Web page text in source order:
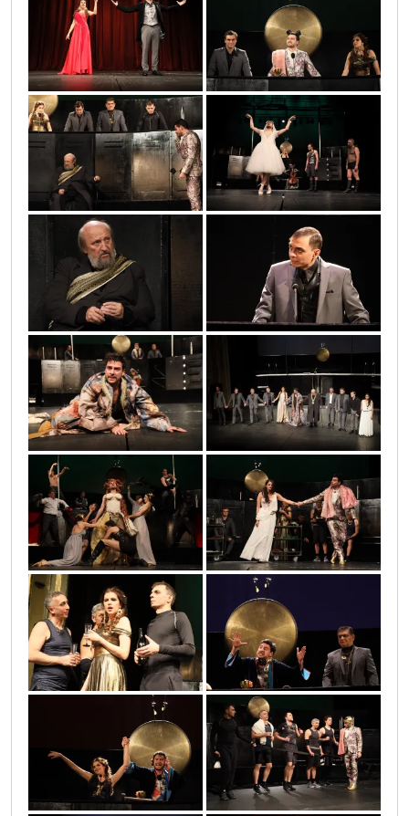
0o3a1485 0o3a0820
0o3a1257 0o3a2038
0o3a1267 0o3a0409
0o3a2369 0o3a5374
0o3a1711 0o3a1063
0o3a1075 0o3a0357
0o3a0627 0o3a0784